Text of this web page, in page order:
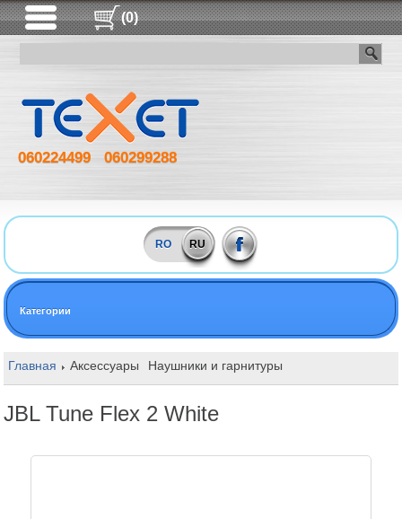
(0)
060224499 060299288
RO RU
Категории
Главная Аксессуары Наушники и гарнитуры
JBL Tune Flex 2 White